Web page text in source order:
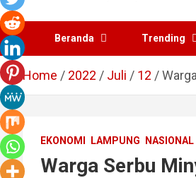
Portal Berita
dan Regional
Beranda Trending
Home 2022 Juli 12
EKONOMI LAMPUNG NASIONAL
Warga Serbu